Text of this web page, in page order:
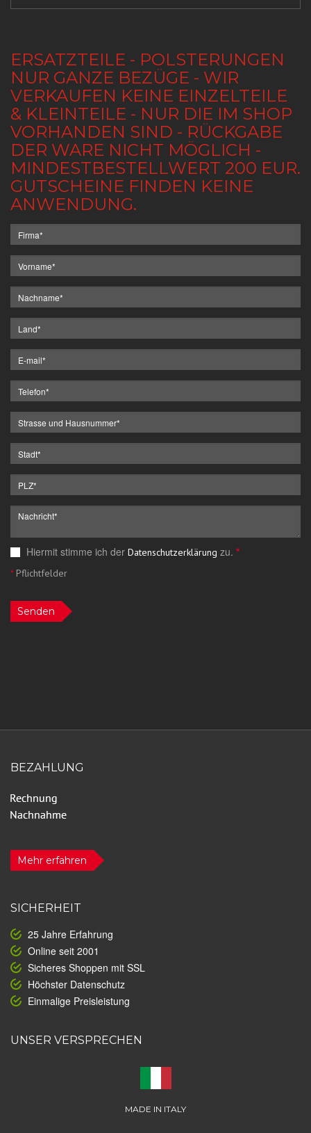
ERSATZTEILE - POLSTERUNGEN
NUR GANZE BEZÜGE - WIR
VERKAUFEN KEINE EINZELTEILE
& KLEINTEILE - NUR DIE IM SHOP
VORHANDEN SIND - RÜCKGABE
DER WARE NICHT MÖGLICH -
MINDESTBESTELLWERT 200 EUR.
GUTSCHEINE FINDEN KEINE
ANWENDUNG.
Hiermit stimme ich der Datenschutzerklärung zu. *
*Pflichtfelder
Senden
BEZAHLUNG
Mehr erfahren
SICHERHEIT
25 Jahre Erfahrung
Online seit 2001
Sicheres Shoppen mit SSL
Höchster Datenschutz
Einmalige Preisleistung
UNSER VERSPRECHEN
MADE IN ITALY